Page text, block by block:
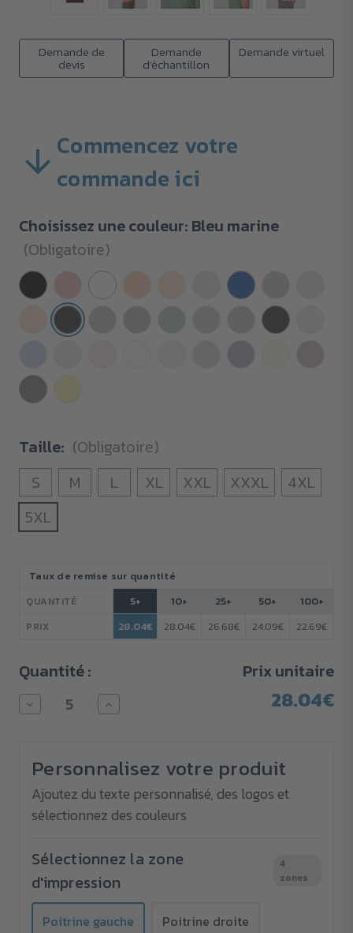
Demande de
devis
Demande
d'échantillon
Demande virtuel
Commencez votre
commande ici
Choisissez une couleur: Bleu marine
(Obligatoire)
Taille: (Obligatoire)
S
M L XL XXL XXXL
4XL
5XL
Stock
actuel :
Taux de remise sur quantité
QUANTITÉ
PRIX
5+
28.04€
10+
28.04€
25+
26.68€
50+
24.09€
100+
22.69€
Quantité :
Diminuer
la
MY
POLO
210
Homme
Augmenter
la
MY
POLO
210
Homme
-
Prix unitaire
28.04€
Personnalisez votre produit
Ajoutez du texte personnalisé, des logos et
sélectionnez des couleurs
Sélectionnez la zone
d'impression
4
zones
Poitrine gauche Poitrine droite